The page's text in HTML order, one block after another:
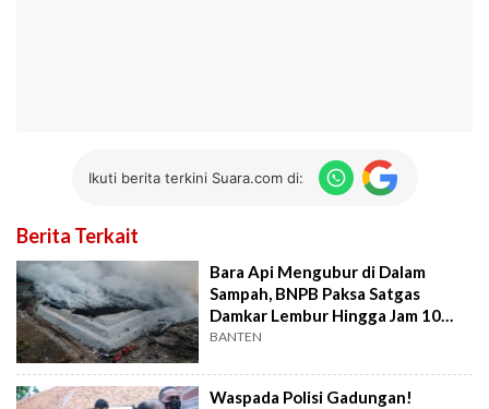
Ikuti berita terkini Suara.com di:
Berita Terkait
Bara Api Mengubur di Dalam
Sampah, BNPB Paksa Satgas
Damkar Lembur Hingga Jam 10
Malam
BANTEN
Waspada Polisi Gadungan!